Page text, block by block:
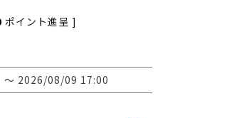
ポイント進呈 ]
〜 2026/08/09 17:00